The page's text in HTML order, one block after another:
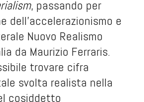
, passando per
dell’accelerazionismo e
Nuovo Realismo
da Maurizio Ferraris.
trovare cifra
svolta realista nella
cosiddetto